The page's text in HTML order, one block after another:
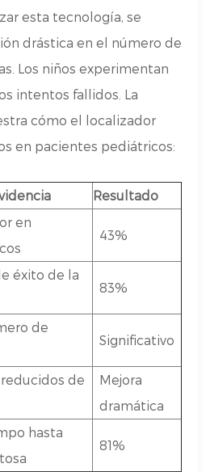
esta tecnología, se
drástica en el número de
Los niños experimentan
intentos fallidos. La
cómo el localizador
en pacientes pediátricos:
Resultado
en
43%
éxito de la
83%
de
Significativo
de
Mejora
dramática
hasta
81%